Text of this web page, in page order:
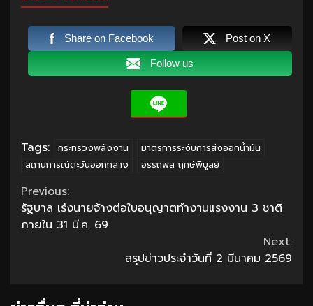
Share on Facebook Post on X
Follow us
Tags: กระทรวงพลังงาน
มาตรการระงับการส่งออกน้ำมัน
สถานการณ์ตะวันออกกลาง
อรรถพล ฤกษ์พิบูลย์
Continue
Reading
Previous:
รัฐบาล เร่งนายจ้างต่อใบอนุญาตทำงานแรงงาน 3 ชาติ
ภายใน 31 มี.ค. 69
Next:
สรุปข่าวประจำวันที่ 2 มีนาคม 2569